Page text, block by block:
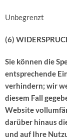
Unbegrenzt
(6)
Sie können die
entsprechende
verhindern; wir
diesem Fall
Website
darüber hinaus
und auf Ihre